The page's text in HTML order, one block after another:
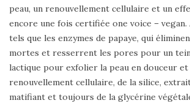
peau, un renouvellement cellulaire et un
encore une fois certifiée one voice – vegan.
tels que les enzymes de papaye, qui
mortes et resserrent les pores pour un
lactique pour exfolier la peau en douceur
renouvellement cellulaire, de la silice,
matifiant et toujours de la glycérine